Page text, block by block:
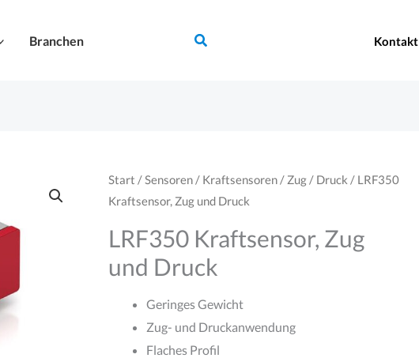
Branchen Suchen Kontakt
Start /Sensoren/ Kraftsensoren/ Zug / Druck / LRF350
Kraftsensor, Zug und Druck
LRF350 Kraftsensor, Zug
und Druck
Geringes Gewicht
Zug- und Druckanwendung
Flaches Profil